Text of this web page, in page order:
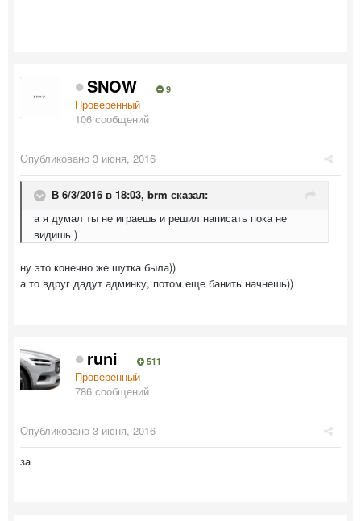
SNOW 9
Проверенный
106 сообщений
Опубликовано 3 июня, 2016
В 6/3/2016 в 18:03, brm сказал:
а я думал ты не играешь и решил написать пока не
видишь )
ну это конечно же шутка была))
а то вдруг дадут админку, потом еще банить начнешь))
runi 511
Проверенный
786 сообщений
Опубликовано 3 июня, 2016
за